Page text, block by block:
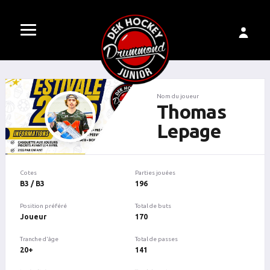
Nom du joueur
Thomas
Lepage
Cotes
B3 / B3
Position préféré
Joueur
Tranche d'âge
20+
Parties jouées
196
Total de buts
170
Total de passes
141